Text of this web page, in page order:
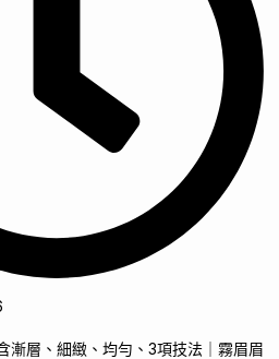
漸層、細緻、均勻、3項技法｜霧眉眉